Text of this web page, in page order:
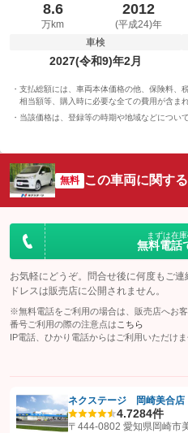
8.6
万km
2012
(平成24)年
車検
2027(令和9)年2月
支払総額には、車両本体価格の他、保険料、
相当額等、購入時に必要な全ての費用が含まれ
当該価格は、登録等の時期や地域などについ
無料 この車両に関す
まずは在
無料電話
お気軽にどうぞ。問合せ後に何度もご
ドレスは販売店に公開されません。
※無料電話をご利用の場合は、販売店へお
番号ご利用の際の注意点は こちら
IP電話、ひかり電話からはご利用いただけま
【STEP1】認証画面でグーネットを友
ネクステージ 岡崎美合店
4.7284件
〒444-0802 愛知県岡崎市